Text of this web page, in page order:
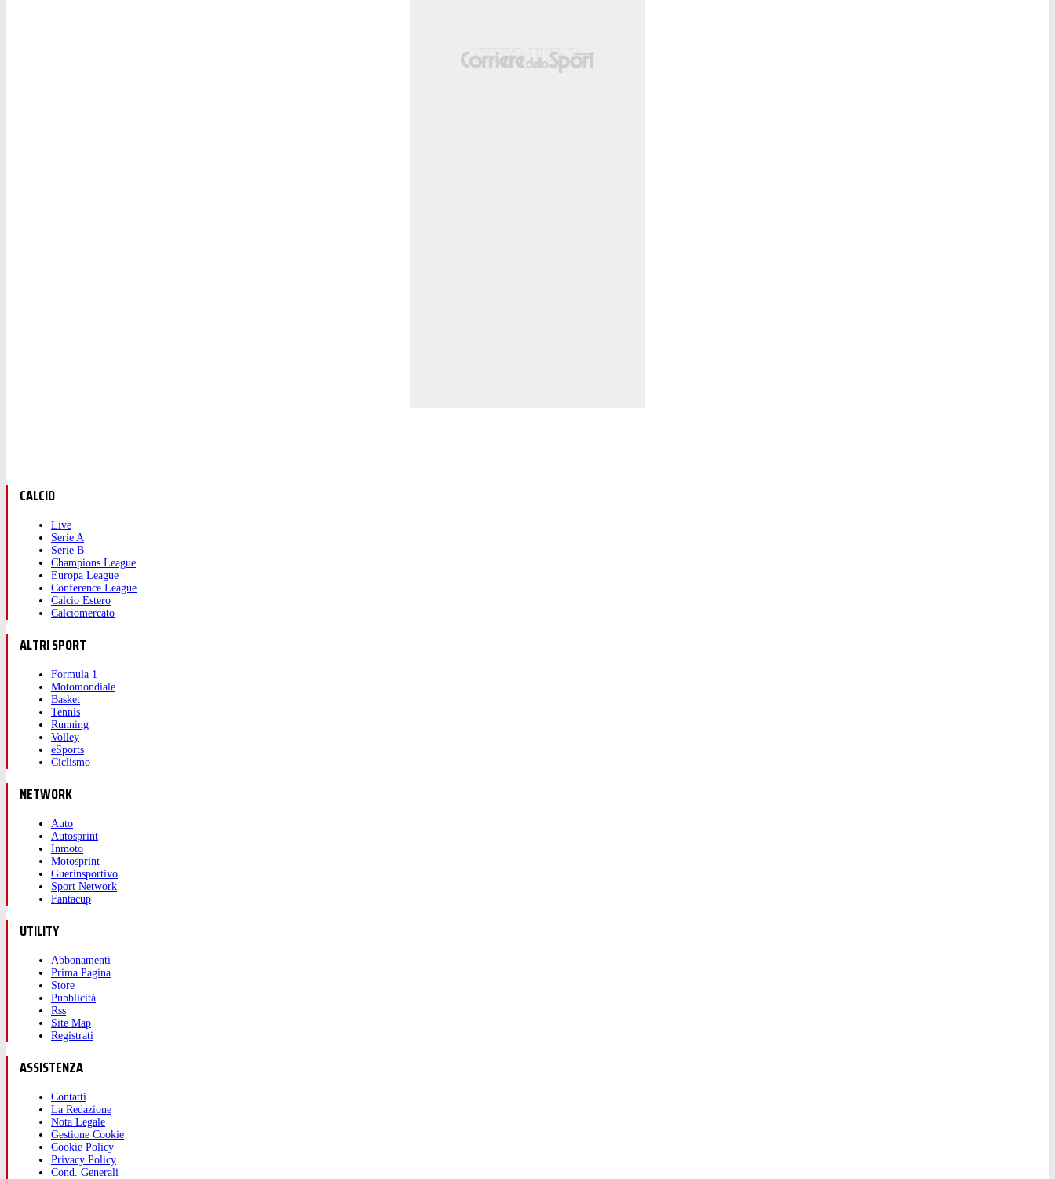
CALCIO
Live
Serie A
Serie B
Champions League
Europa League
Conference League
Calcio Estero
Calciomercato
ALTRI SPORT
Formula 1
Motomondiale
Basket
Tennis
Running
Volley
eSports
Ciclismo
NETWORK
Auto
Autosprint
Inmoto
Motosprint
Guerinsportivo
Sport Network
Fantacup
UTILITY
Abbonamenti
Prima Pagina
Store
Pubblicità
Rss
Site Map
Registrati
ASSISTENZA
Contatti
La Redazione
Nota Legale
Gestione Cookie
Cookie Policy
Privacy Policy
Cond. Generali